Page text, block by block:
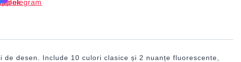
desen. Include 10 culori clasice și 2 nuanțe fluorescente,